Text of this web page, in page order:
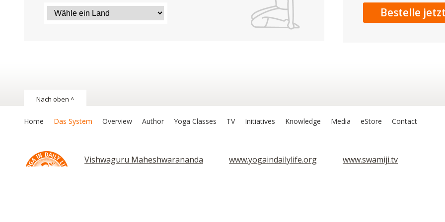
Bestelle jetzt
Nach oben ^
Home Das System Overview Author Yoga Classes TV Initiatives Knowledge Media eStore Contact
Vishwaguru Maheshwarananda www.yogaindailylife.org
www.swamiji.tv